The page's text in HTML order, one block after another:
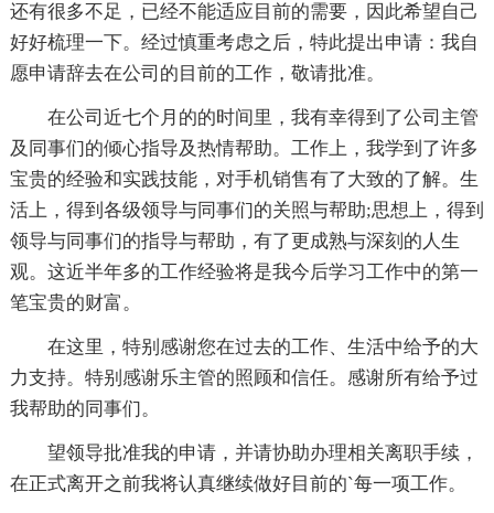
还有很多不足，已经不能适应目前的需要，因此希望自己
好好梳理一下。经过慎重考虑之后，特此提出申请：我自
愿申请辞去在公司的目前的工作，敬请批准。
在公司近七个月的的时间里，我有幸得到了公司主管
及同事们的倾心指导及热情帮助。工作上，我学到了许多
宝贵的经验和实践技能，对手机销售有了大致的了解。生
活上，得到各级领导与同事们的关照与帮助;思想上，得到
领导与同事们的指导与帮助，有了更成熟与深刻的人生
观。这近半年多的工作经验将是我今后学习工作中的第一
笔宝贵的财富。
在这里，特别感谢您在过去的工作、生活中给予的大
力支持。特别感谢乐主管的照顾和信任。感谢所有给予过
我帮助的同事们。
望领导批准我的申请，并请协助办理相关离职手续，
在正式离开之前我将认真继续做好目前的`每一项工作。